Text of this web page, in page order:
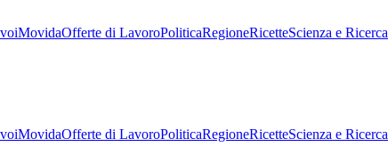
MovidaOfferte di LavoroPoliticaRegioneRicetteScienza e Ricerca
MovidaOfferte di LavoroPoliticaRegioneRicetteScienza e Ricerca